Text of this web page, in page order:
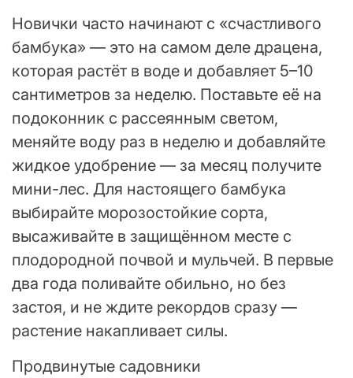
Новички часто начинают с «счастливого
бамбука» — это на самом деле драцена,
которая растёт в воде и добавляет 5–10
сантиметров за неделю. Поставьте её на
подоконник с рассеянным светом,
меняйте воду раз в неделю и добавляйте
жидкое удобрение — за месяц получите
мини-лес. Для настоящего бамбука
выбирайте морозостойкие сорта,
высаживайте в защищённом месте с
плодородной почвой и мульчей. В первые
два года поливайте обильно, но без
застоя, и не ждите рекордов сразу —
растение накапливает силы.
Продвинутые садовники